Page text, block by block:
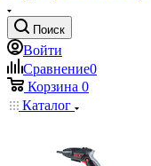
Поиск
Войти
Сравнение0
Корзина 0
Каталог